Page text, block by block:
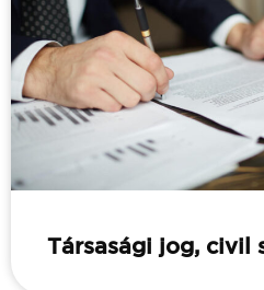
Társasági jog, civil